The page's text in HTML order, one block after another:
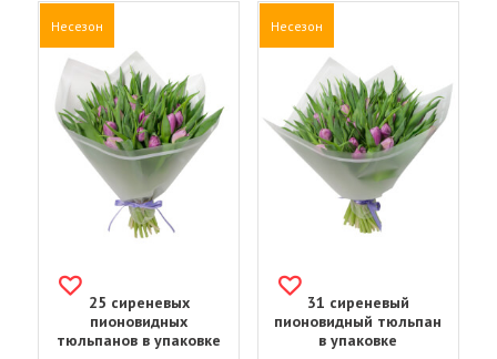
Несезон
25 сиреневых
пионовидных
тюльпанов в упаковке
Несезон
31 сиреневый
пионовидный тюльпан
в упаковке